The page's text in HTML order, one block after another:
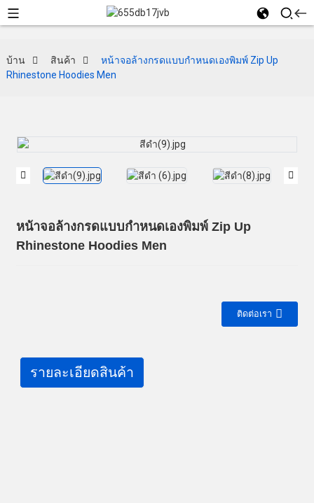
บ้าน สินค้า
หน้าจอล้างกรดแบบกำหนดเองพิมพ์ Zip Up
Rhinestone Hoodies Men
หน้าจอล้างกรดแบบกำหนดเองพิมพ์ Zip Up
Rhinestone Hoodies Men
ติดต่อเรา
รายละเอียดสินค้า